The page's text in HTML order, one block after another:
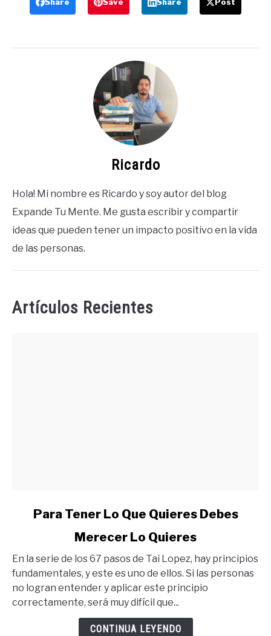
Ricardo
Hola! Mi nombre es Ricardo y soy autor del blog
Expande Tu Mente. Me gusta escribir y compartir
ideas que pueden tener un impacto positivo en la vida
de las personas.
Artículos Recientes
Tener
Lo
Que
Quieres
Para Tener Lo Que Quieres Debes
Merecer Lo Quieres
En la serie de los 67 pasos de Tai Lopez, hay principios
fundamentales, y este es uno de ellos. Si las personas
no logran entender y aplicar este principio
correctamente, será muy difícil que...
CONTINUA LEYENDO